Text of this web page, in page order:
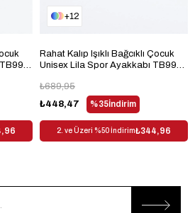
12
Rahat Kalıp Işıklı Bağcıklı Çocuk
Unisex Lila Spor Ayakkabı TB998-
%35İndirim
₺448,47
₺689,95
2. ve Üzeri %50 İndirim₺344,96